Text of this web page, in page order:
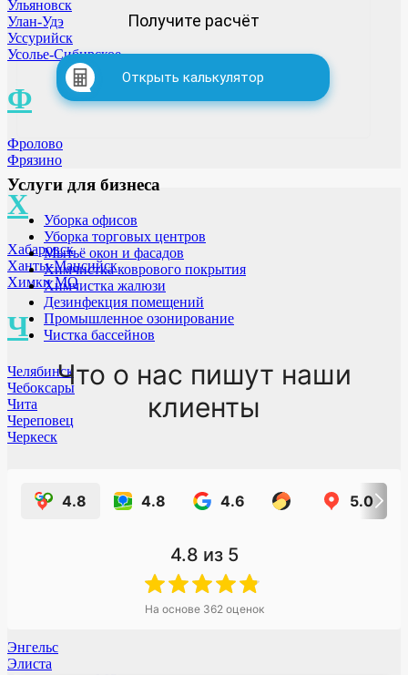
Ульяновск
Улан-Удэ
Уссурийск
Усолье-Сибирское
Ф
Фролово
Фрязино
Х
Хабаровск
Ханты-Мансийск
Химки МО
Ч
Челябинск
Чебоксары
Чита
Череповец
Черкеск
Энгельс
Элиста
Получите расчёт
Открыть калькулятор
Услуги для бизнеса
Уборка офисов
Уборка торговых центров
Мытьё окон и фасадов
Химчистка коврового покрытия
Химчистка жалюзи
Дезинфекция помещений
Промышленное озонирование
Чистка бассейнов
Что о нас пишут наши
клиенты
4.8 4.8 4.6 5.0
4.8 из 5
На основе 362 оценок